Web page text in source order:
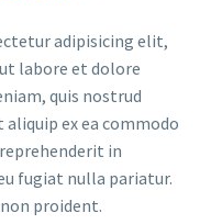
adipisicing elit,
labore et dolore
quis nostrud
ex ea commodo
in
fugiat nulla pariatur.
proident.